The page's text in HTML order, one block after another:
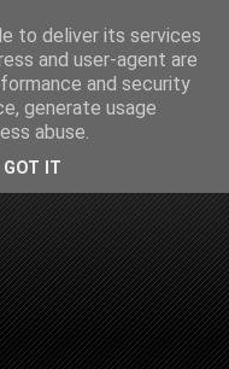
to deliver its services
and user-agent are
and security
generate usage
abuse.
GOT IT